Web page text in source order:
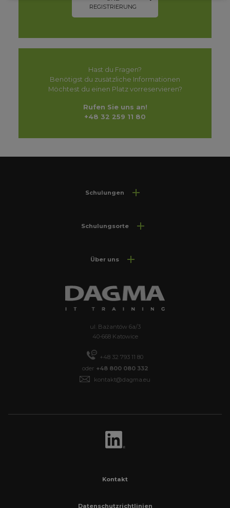
REGISTRIERUNG
Hast du Fragen?
Benötigst du zusätzliche Informationen
Möchtest du einen Platz vorreservieren?
Rufen Sie uns an!
+48 32 259 11 80
Schulungen
Schulungsorte
Über uns
ul. Bażantów 6a/3
40-668 Katowice
+48 32 793 11 80
oder +48 800 080 332
kontakt@dagma.eu
Kontakt
Datenschutzrichtlinien